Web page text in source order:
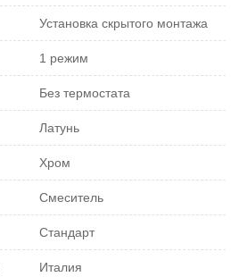
Установка скрытого монтажа
1 режим
Без термостата
Латунь
Хром
Смеситель
Стандарт
Италия